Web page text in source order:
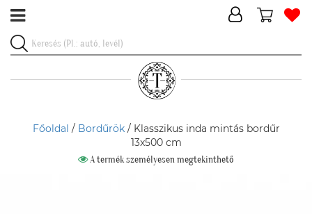
Főoldal / Bordűrök/ Klasszikus inda mintás bordűr
13x500 cm
A termék személyesen megtekinthető